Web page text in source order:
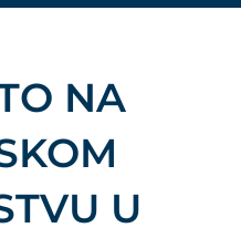
NA
U